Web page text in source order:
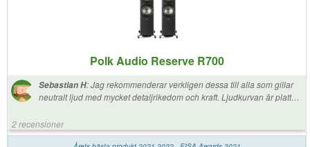
Polk Audio Reserve R700
Sebastian H:Jag rekommenderar verkligen dessa till alla som gillar
neutralt ljud med mycket detaljrikedom och kraft. Ljudkurvan är platt
om man frågar mig, otroligt rent djup som känns! Det behövs inte en
sub, ja skojar inte! Men en sub är en sub om man gillar det där lilla
"stora" extra. Mellanregistret och diskanten smälter in bra i delningen,
2 recensioner